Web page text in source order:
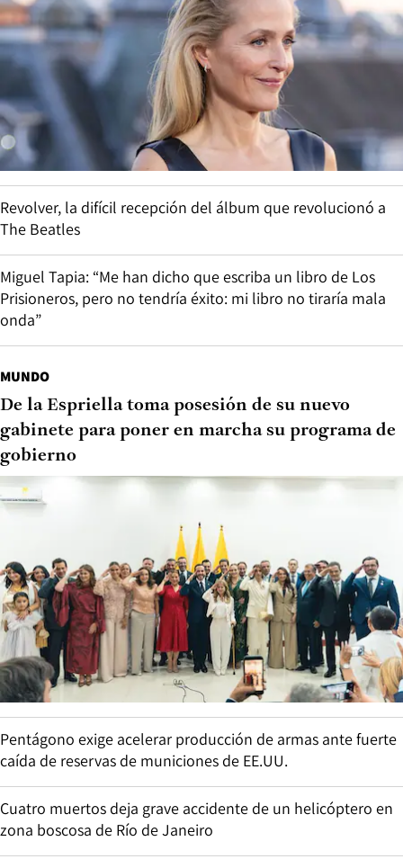
Revolver, la difícil recepción del álbum que revolucionó a
The Beatles
Miguel Tapia: “Me han dicho que escriba un libro de Los
Prisioneros, pero no tendría éxito: mi libro no tiraría mala
onda”
MUNDO
De la Espriella toma posesión de su nuevo
gabinete para poner en marcha su programa de
gobierno
Pentágono exige acelerar producción de armas ante fuerte
caída de reservas de municiones de EE.UU.
Cuatro muertos deja grave accidente de un helicóptero en
zona boscosa de Río de Janeiro